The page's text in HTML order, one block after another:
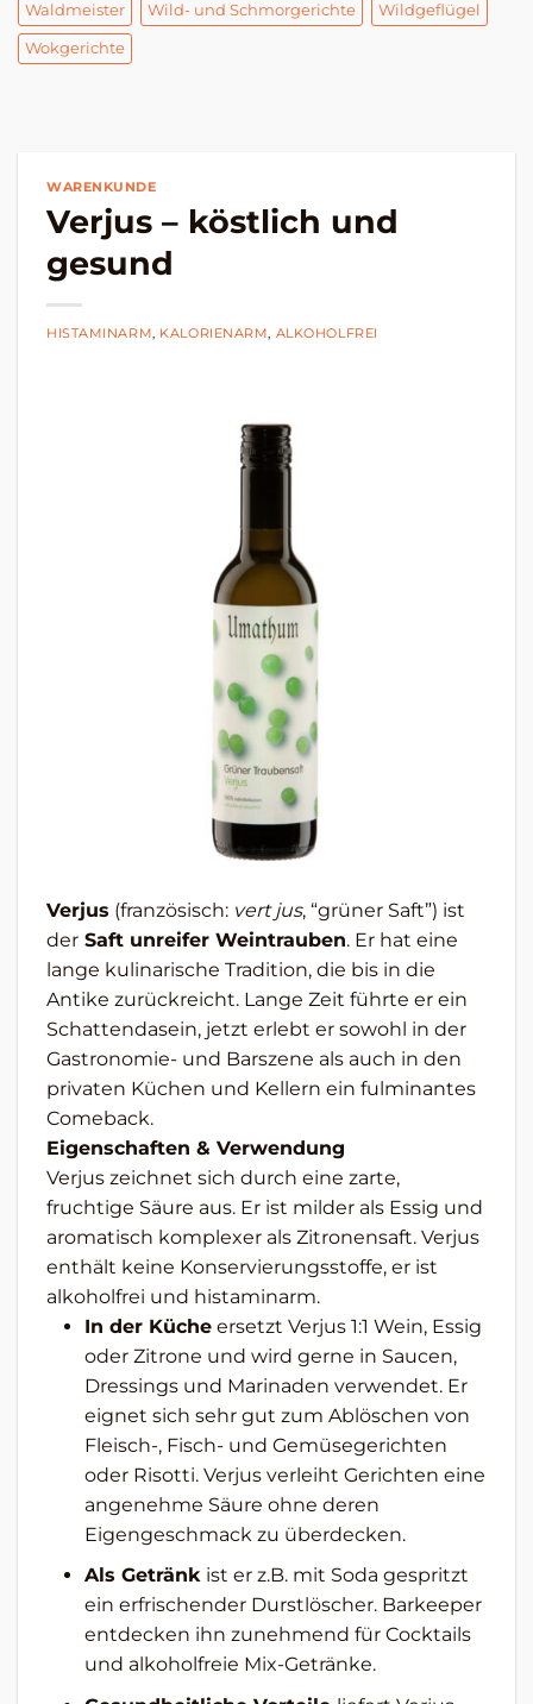
Waldmeister Wild- und Schmorgerichte Wildgeflügel
Wokgerichte
WARENKUNDE
Verjus – köstlich und
gesund
HISTAMINARM KALORIENARM ALKOHOLFREI
Verjus (französisch: vert jus, “grüner Saft”) ist
der Saft unreifer Weintrauben. Er hat eine
lange kulinarische Tradition, die bis in die
Antike zurückreicht. Lange Zeit führte er ein
Schattendasein, jetzt erlebt er sowohl in der
Gastronomie- und Barszene als auch in den
privaten Küchen und Kellern ein fulminantes
Comeback.
Eigenschaften & Verwendung
Verjus zeichnet sich durch eine zarte,
fruchtige Säure aus. Er ist milder als Essig und
aromatisch komplexer als Zitronensaft. Verjus
enthält keine Konservierungsstoffe, er ist
alkoholfrei und histaminarm.
In der Küche ersetzt Verjus 1:1 Wein, Essig
oder Zitrone und wird gerne in Saucen,
Dressings und Marinaden verwendet. Er
eignet sich sehr gut zum Ablöschen von
Fleisch-, Fisch- und Gemüsegerichten
oder Risotti. Verjus verleiht Gerichten eine
angenehme Säure ohne deren
Eigengeschmack zu überdecken.
Als Getränk ist er z.B. mit Soda gespritzt
ein erfrischender Durstlöscher. Barkeeper
entdecken ihn zunehmend für Cocktails
und alkoholfreie Mix-Getränke.